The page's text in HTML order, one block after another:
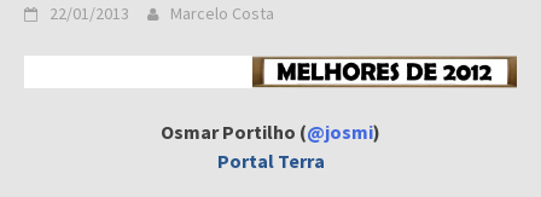
22/01/2013 Marcelo Costa
Osmar Portilho (@josmi)
Portal Terra